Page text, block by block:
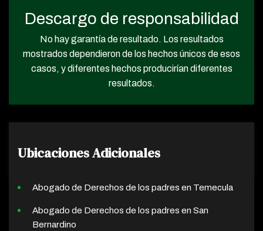
Descargo de responsabilidad
No hay garantía de resultado. Los resultados
mostrados dependieron de los hechos únicos de esos
casos, y diferentes hechos producirían diferentes
resultados.
Ubicaciones Adicionales
Abogado de Derechos de los padres en Temecula
Abogado de Derechos de los padres en San
Bernardino